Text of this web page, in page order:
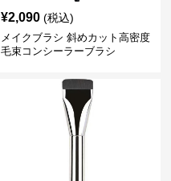
¥2,090 (税込)
メイクブラシ 斜めカット高密度
毛束コンシーラーブラシ